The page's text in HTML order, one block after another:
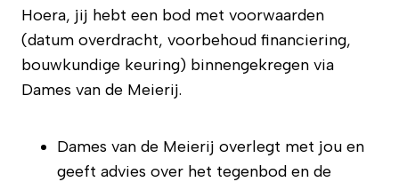
Hoera, jij hebt een bod met voorwaarden
(datum overdracht, voorbehoud financiering,
bouwkundige keuring) binnengekregen via
Dames van de Meierij.
Dames van de Meierij overlegt met jou en
geeft advies over het tegenbod en de